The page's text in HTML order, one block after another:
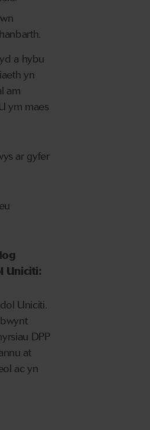
a hybu
yn
am
ym maes
ar gyfer
Uniciti:
Uniciti.
DPP
at
ac yn